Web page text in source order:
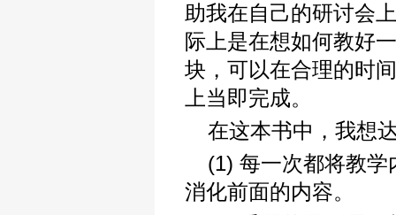
助我在自己的研讨会
际上是在想如何教好
块，可以在合理的时
上当即完成。
在这本书中，我想
(1) 每一次都将教
消化前面的内容。